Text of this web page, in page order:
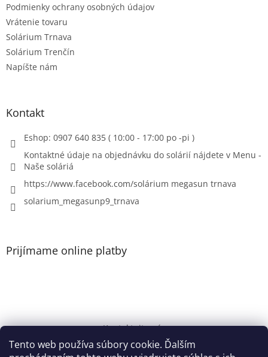
Tento web používa súbory cookie. Ďalším
Podmienky ochrany osobných údajov
Vrátenie tovaru
Solárium Trnava
Solárium Trenčín
Napíšte nám
Kontakt
Eshop: 0907 640 835 ( 10:00 - 17:00 po -pi )
Kontaktné údaje na objednávku do solárií nájdete v Menu -
Naše soláriá
https://www.facebook.com/solárium megasun trnava
solarium_megasunp9_trnava
Prijímame online platby
Kontaktujte nás
Solárium Megasun